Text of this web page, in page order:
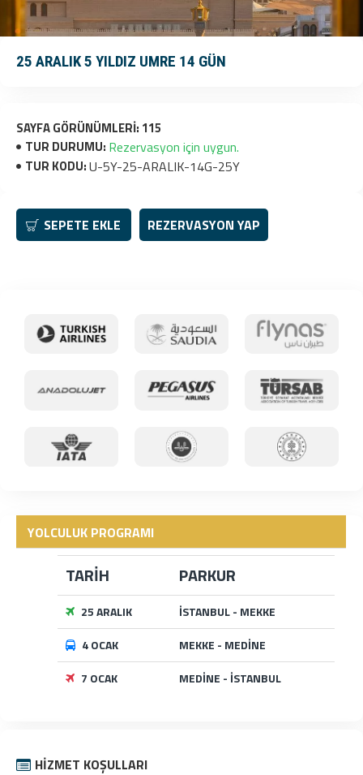
25 ARALIK 5 YILDIZ UMRE 14 GÜN
TUR DURUMU: Rezervasyon için uygun.
TUR KODU:U-5Y-25-ARALIK-14G-25Y
SAYFA GÖRÜNÜMLERI: 115
SEPETE EKLE REZERVASYON YAP
YOLCULUK PROGRAMI
TARİH PARKUR
25 ARALIK
İSTANBUL - MEKKE
4 OCAK
MEKKE - MEDİNE
7 OCAK
MEDİNE - İSTANBUL
HIZMET KOŞULLARI